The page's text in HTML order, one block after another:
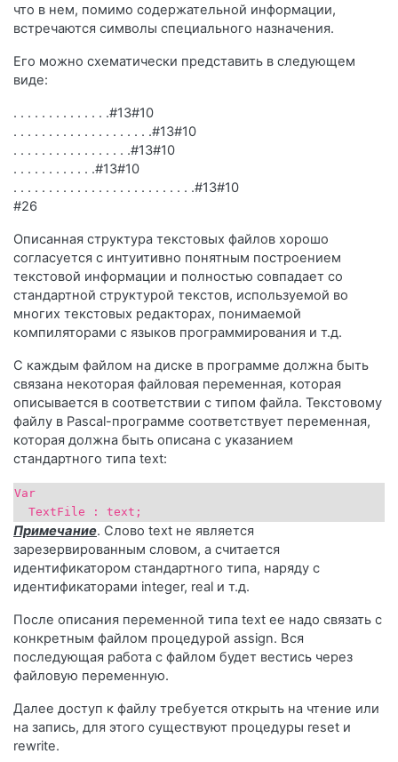
что в нем, помимо содержательной информации,
встречаются символы специального назначения.
Его можно схематически представить в следующем
виде:
. . . . . . . . . . . . . .#13#10
. . . . . . . . . . . . . . . . . . . .#13#10
. . . . . . . . . . . . . . . . .#13#10
. . . . . . . . . . . .#13#10
. . . . . . . . . . . . . . . . . . . . . . . . . .#13#10
#26
Описанная структура текстовых файлов хорошо
согласуется с интуитивно понятным построением
текстовой информации и полностью совпадает со
стандартной структурой текстов, используемой во
многих текстовых редакторах, понимаемой
компиляторами с языков программирования и т.д.
С каждым файлом на диске в программе должна быть
связана некоторая файловая переменная, которая
описывается в соответствии с типом файла. Текстовому
файлу в Pascal-программе соответствует переменная,
которая должна быть описана с указанием
стандартного типа text:
Var
TextFile : text;
Примечание. Слово text не является
зарезервированным словом, а считается
идентификатором стандартного типа, наряду с
идентификаторами integer, real и т.д.
После описания переменной типа text ее надо связать с
конкретным файлом процедурой assign. Вся
последующая работа с файлом будет вестись через
файловую переменную.
Далее доступ к файлу требуется открыть на чтение или
на запись, для этого существуют процедуры reset и
rewrite.